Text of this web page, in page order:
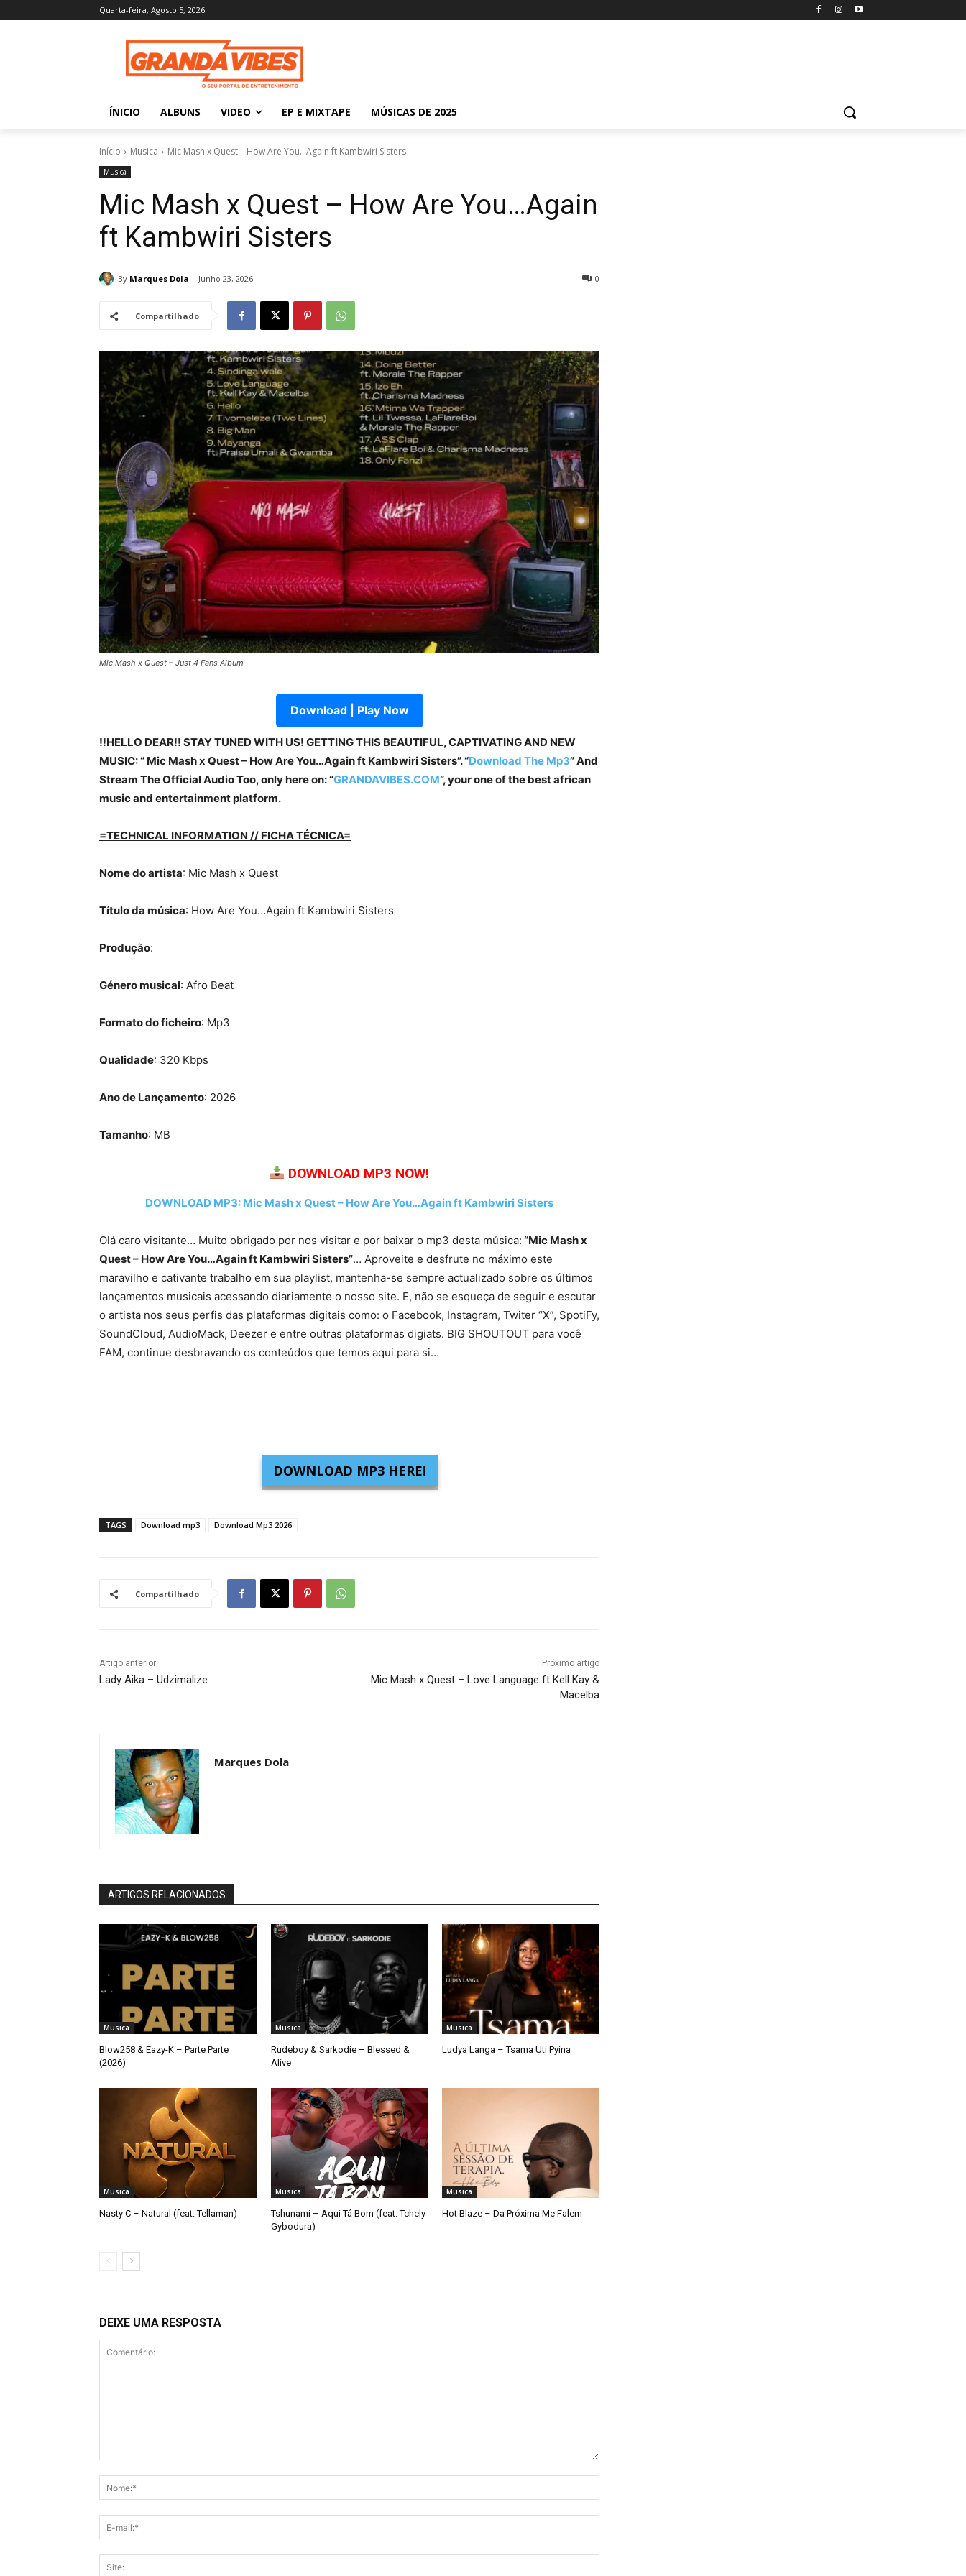
Quarta-feira, Agosto 5, 2026
ÍNICIO ALBUNS VIDEO EP E MIXTAPE MÚSICAS DE 2025
Início Musica Mic Mash x Quest – How Are You…Again ft Kambwiri Sisters
Musica
Mic Mash x Quest – How Are You…Again
ft Kambwiri Sisters
By Marques Dola Junho 23, 2026 0
Compartilhado
Mic Mash x Quest – Just 4 Fans Album
Download | Play Now
!!HELLO DEAR!! STAY TUNED WITH US! GETTING THIS BEAUTIFUL, CAPTIVATING AND NEW
MUSIC: “ Mic Mash x Quest – How Are You…Again ft Kambwiri Sisters”. “Download The Mp3” And
Stream The Official Audio Too, only here on: “GRANDAVIBES.COM”, your one of the best african
music and entertainment platform.
=TECHNICAL INFORMATION // FICHA TÉCNICA=
Nome do artista: Mic Mash x Quest
Título da música: How Are You…Again ft Kambwiri Sisters
Produção:
Género musical: Afro Beat
Formato do ficheiro: Mp3
Qualidade: 320 Kbps
Ano de Lançamento: 2026
Tamanho: MB
DOWNLOAD MP3 NOW!
DOWNLOAD MP3: Mic Mash x Quest – How Are You…Again ft Kambwiri Sisters
Olá caro visitante… Muito obrigado por nos visitar e por baixar o mp3 desta música: “Mic Mash x
Quest – How Are You…Again ft Kambwiri Sisters”… Aproveite e desfrute no máximo este
maravilho e cativante trabalho em sua playlist, mantenha-se sempre actualizado sobre os últimos
lançamentos musicais acessando diariamente o nosso site. E, não se esqueça de seguir e escutar
o artista nos seus perfis das plataformas digitais como: o Facebook, Instagram, Twiter “X”, SpotiFy,
SoundCloud, AudioMack, Deezer e entre outras plataformas digiats. BIG SHOUTOUT para você
FAM, continue desbravando os conteúdos que temos aqui para si…
DOWNLOAD MP3 HERE!
TAGS Download mp3 Download Mp3 2026
Compartilhado
Artigo anterior
Lady Aika – Udzimalize
Próximo artigo
Mic Mash x Quest – Love Language ft Kell Kay &
Macelba
Marques Dola
ARTIGOS RELACIONADOS
Musica
Blow258 & Eazy-K – Parte Parte
(2026)
Musica
Rudeboy & Sarkodie – Blessed &
Alive
Musica
Ludya Langa – Tsama Uti Pyina
Musica
Nasty C – Natural (feat. Tellaman)
Musica
Tshunami – Aqui Tá Bom (feat. Tchely
Gybodura)
Musica
Hot Blaze – Da Próxima Me Falem
DEIXE UMA RESPOSTA
mail:*